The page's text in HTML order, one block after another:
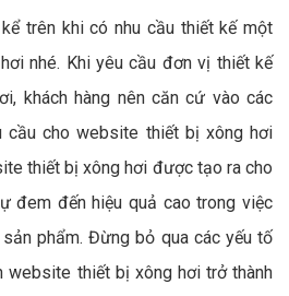
trên khi có nhu cầu thiết kế một
nhé. Khi yêu cầu đơn vị thiết kế
khách hàng nên căn cứ vào các
cầu cho website thiết bị xông hơi
thiết bị xông hơi được tạo ra cho
đem đến hiệu quả cao trong việc
phẩm. Đừng bỏ qua các yếu tố
website thiết bị xông hơi trở thành